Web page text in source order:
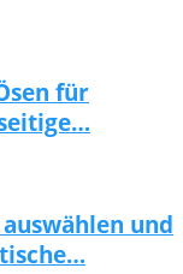
für
und